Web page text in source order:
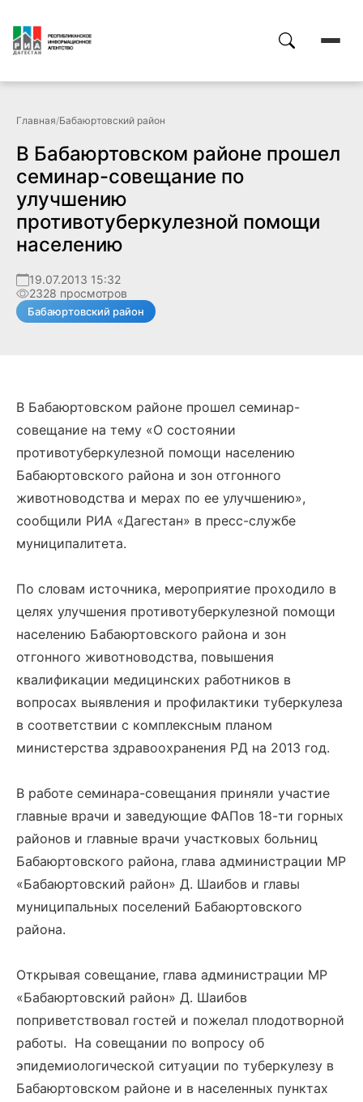
Главная/Бабаюртовский район
В Бабаюртовском районе прошел
семинар-совещание по
улучшению
противотуберкулезной помощи
населению
19.07.2013 15:32
2328 просмотров
Бабаюртовский район
В Бабаюртовском районе прошел семинар-
совещание на тему «О состоянии
противотуберкулезной помощи населению
Бабаюртовского района и зон отгонного
животноводства и мерах по ее улучшению»,
сообщили РИА «Дагестан» в пресс-службе
муниципалитета.
По словам источника, мероприятие проходило в
целях улучшения противотуберкулезной помощи
населению Бабаюртовского района и зон
отгонного животноводства, повышения
квалификации медицинских работников в
вопросах выявления и профилактики туберкулеза
в соответствии с комплексным планом
министерства здравоохранения РД на 2013 год.
В работе семинара-совещания приняли участие
главные врачи и заведующие ФАПов 18-ти горных
районов и главные врачи участковых больниц
Бабаюртовского района, глава администрации МР
«Бабаюртовский район» Д. Шаибов и главы
муниципальных поселений Бабаюртовского
района.
Открывая совещание, глава администрации МР
«Бабаюртовский район» Д. Шаибов
поприветствовал гостей и пожелал плодотворной
работы. На совещании по вопросу об
эпидемиологической ситуации по туберкулезу в
Бабаюртовском районе и в населенных пунктах